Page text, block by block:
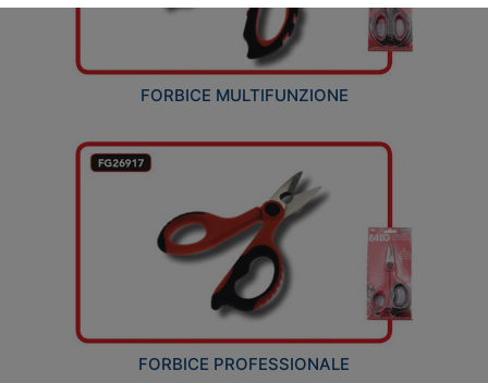
FORBICE MULTIFUNZIONE
FORBICE PROFESSIONALE